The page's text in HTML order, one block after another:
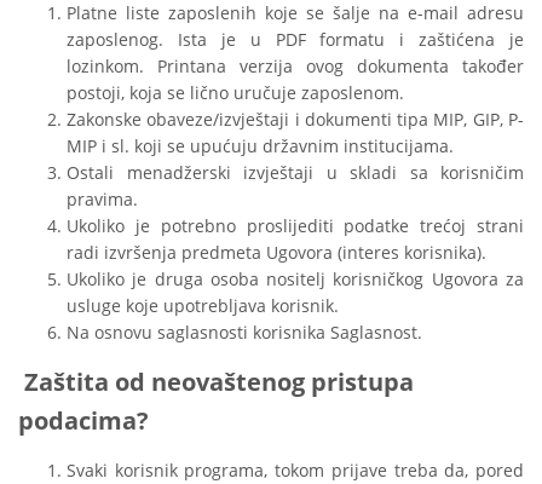
Platne liste zaposlenih koje se šalje na e-mail adresu
zaposlenog. Ista je u PDF formatu i zaštićena je
lozinkom. Printana verzija ovog dokumenta također
postoji, koja se lično uručuje zaposlenom.
Zakonske obaveze/izvještaji i dokumenti tipa MIP, GIP, P-
MIP i sl. koji se upućuju državnim institucijama.
Ostali menadžerski izvještaji u skladi sa korisničim
pravima.
Ukoliko je potrebno proslijediti podatke trećoj strani
radi izvršenja predmeta Ugovora (interes korisnika).
Ukoliko je druga osoba nositelj korisničkog Ugovora za
usluge koje upotrebljava korisnik.
Na osnovu saglasnosti korisnika Saglasnost.
Zaštita od neovaštenog pristupa
podacima?
Svaki korisnik programa, tokom prijave treba da, pored